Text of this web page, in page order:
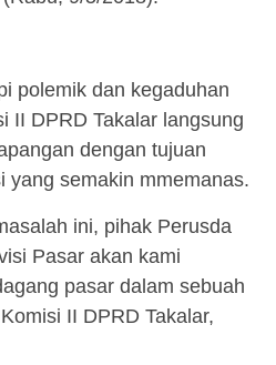
polemik dan kegaduhan
II DPRD Takalar langsung
dengan tujuan
yang semakin mmemanas.
ini, pihak Perusda
Pasar akan kami
pasar dalam sebuah
II DPRD Takalar,